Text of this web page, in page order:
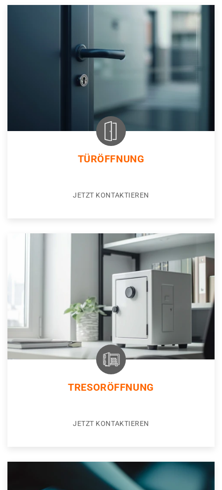
TÜRÖFFNUNG
JETZT KONTAKTIEREN
TRESORÖFFNUNG
JETZT KONTAKTIEREN